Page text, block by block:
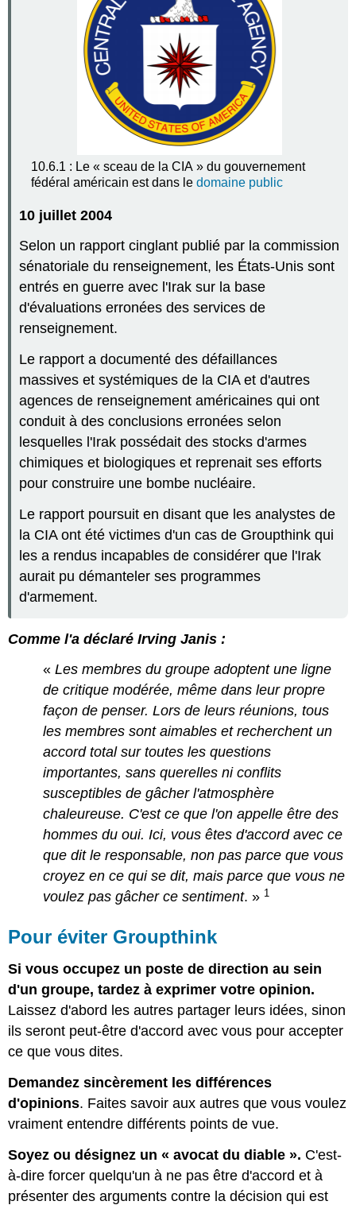
10.6.1 : Le « sceau de la CIA » du gouvernement
fédéral américain est dans ledomaine public
10 juillet 2004
Selon un rapport cinglant publié par la commission
sénatoriale du renseignement, les États-Unis sont
entrés en guerre avec l'Irak sur la base
d'évaluations erronées des services de
renseignement.
Le rapport a documenté des défaillances
massives et systémiques de la CIA et d'autres
agences de renseignement américaines qui ont
conduit à des conclusions erronées selon
lesquelles l'Irak possédait des stocks d'armes
chimiques et biologiques et reprenait ses efforts
pour construire une bombe nucléaire.
Le rapport poursuit en disant que les analystes de
la CIA ont été victimes d'un cas de Groupthink qui
les a rendus incapables de considérer que l'Irak
aurait pu démanteler ses programmes
d'armement.
Comme l'a déclaré Irving Janis :
«Les membres du groupe adoptent une ligne
de critique modérée, même dans leur propre
façon de penser. Lors de leurs réunions, tous
les membres sont aimables et recherchent un
accord total sur toutes les questions
importantes, sans querelles ni conflits
susceptibles de gâcher l'atmosphère
chaleureuse. C'est ce que l'on appelle être des
hommes du oui. Ici, vous êtes d'accord avec ce
que dit le responsable, non pas parce que vous
croyez en ce qui se dit, mais parce que vous ne
voulez pas gâcher ce sentiment. » 1
Pour éviter Groupthink
Si vous occupez un poste de direction au sein
d'un groupe, tardez à exprimer votre opinion.
Laissez d'abord les autres partager leurs idées, sinon
ils seront peut-être d'accord avec vous pour accepter
ce que vous dites.
Demandez sincèrement les différences
d'opinions. Faites savoir aux autres que vous voulez
vraiment entendre différents points de vue.
Soyez ou désignez un « avocat du diable ». C'est-
à-dire forcer quelqu'un à ne pas être d'accord et à
présenter des arguments contre la décision qui est